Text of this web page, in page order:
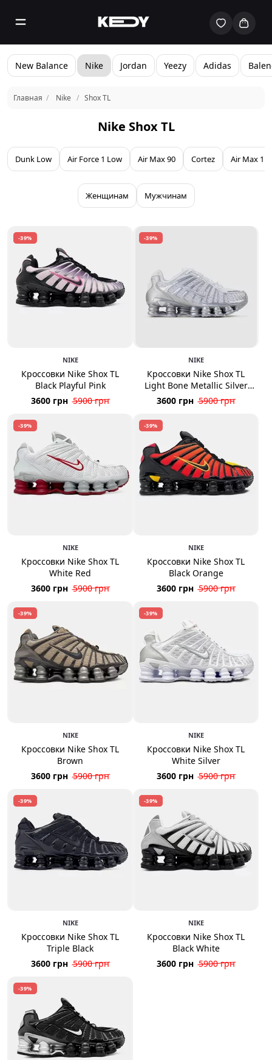
New Balance Nike Jordan Yeezy Adidas
Главная Nike Shox TL
Nike Shox TL
Dunk Low Air Force 1 Low Air Max 90 Cortez Air Max 1
Женщинам Мужчинам
-39%
NIKE
Кроссовки Nike Shox TL
Black Playful Pink
3600 грн 5900 грн
-39%
NIKE
Кроссовки Nike Shox TL
Light Bone Metallic Silver
Cool Grey
3600 грн 5900 грн
-39%
NIKE
Кроссовки Nike Shox TL
White Red
3600 грн 5900 грн
-39%
NIKE
Кроссовки Nike Shox TL
Black Orange
3600 грн 5900 грн
-39%
NIKE
Кроссовки Nike Shox TL
Brown
3600 грн 5900 грн
-39%
NIKE
Кроссовки Nike Shox TL
White Silver
3600 грн 5900 грн
-39%
NIKE
Кроссовки Nike Shox TL
Triple Black
3600 грн 5900 грн
-39%
NIKE
Кроссовки Nike Shox TL
Black White
3600 грн 5900 грн
-39%